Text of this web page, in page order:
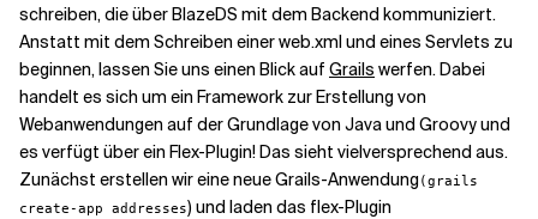
schreiben, die über BlazeDS mit dem Backend kommuniziert.
Anstatt mit dem Schreiben einer web.xml und eines Servlets zu
beginnen, lassen Sie uns einen Blick auf Grails werfen. Dabei
handelt es sich um ein Framework zur Erstellung von
Webanwendungen auf der Grundlage von Java und Groovy und
es verfügt über ein Flex-Plugin! Das sieht vielversprechend aus.
Zunächst erstellen wir eine neue Grails-Anwendung (grails
create-app addresses) und laden das flex-Plugin